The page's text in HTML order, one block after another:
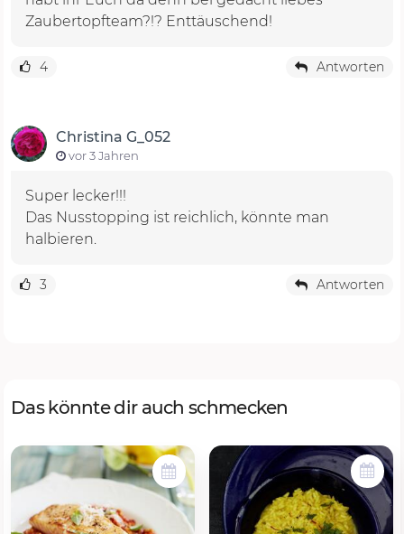
Zaubertopfteam?!? Enttäuschend!
4 Antworten
Christina G_052
vor 3 Jahren
Super lecker!!!
Das Nusstopping ist reichlich, könnte man
halbieren.
3 Antworten
Das könnte dir auch schmecken